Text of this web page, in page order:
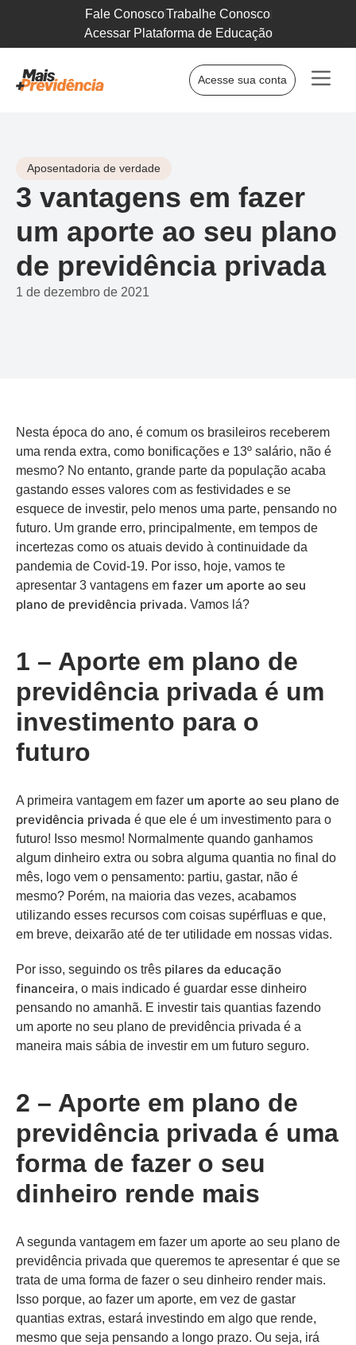
Fale ConoscoTrabalhe Conosco
Acessar Plataforma de Educação
Acesse sua conta
Aposentadoria de verdade
3 vantagens em fazer
um aporte ao seu plano
de previdência privada
1 de dezembro de 2021
Nesta época do ano, é comum os brasileiros receberem
uma renda extra, como bonificações e 13º salário, não é
mesmo? No entanto, grande parte da população acaba
gastando esses valores com as festividades e se
esquece de investir, pelo menos uma parte, pensando no
futuro. Um grande erro, principalmente, em tempos de
incertezas como os atuais devido à continuidade da
pandemia de Covid-19. Por isso, hoje, vamos te
apresentar 3 vantagens em fazer um aporte ao seu
plano de previdência privada. Vamos lá?
1 – Aporte em plano de
previdência privada é um
investimento para o
futuro
A primeira vantagem em fazer um aporte ao seu plano de
previdência privada é que ele é um investimento para o
futuro! Isso mesmo! Normalmente quando ganhamos
algum dinheiro extra ou sobra alguma quantia no final do
mês, logo vem o pensamento: partiu, gastar, não é
mesmo? Porém, na maioria das vezes, acabamos
utilizando esses recursos com coisas supérfluas e que,
em breve, deixarão até de ter utilidade em nossas vidas.
Por isso, seguindo os três pilares da educação
financeira, o mais indicado é guardar esse dinheiro
pensando no amanhã. E investir tais quantias fazendo
um aporte no seu plano de previdência privada é a
maneira mais sábia de investir em um futuro seguro.
2 – Aporte em plano de
previdência privada é uma
forma de fazer o seu
dinheiro rende mais
A segunda vantagem em fazer um aporte ao seu plano de
previdência privada que queremos te apresentar é que se
trata de uma forma de fazer o seu dinheiro render mais.
Isso porque, ao fazer um aporte, em vez de gastar
quantias extras, estará investindo em algo que rende,
mesmo que seja pensando a longo prazo. Ou seja, irá